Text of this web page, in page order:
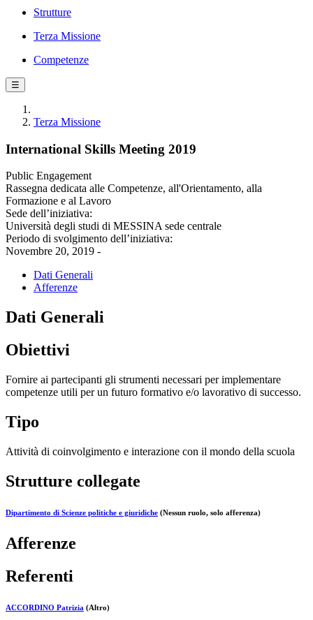
Strutture
Terza Missione
Competenze
☰
Terza Missione
International Skills Meeting 2019
Public Engagement
Rassegna dedicata alle Competenze, all'Orientamento, alla
Formazione e al Lavoro
Sede dell’iniziativa:
Università degli studi di MESSINA sede centrale
Periodo di svolgimento dell’iniziativa:
Novembre 20, 2019 -
Dati Generali
Afferenze
Dati Generali
Obiettivi
Fornire ai partecipanti gli strumenti necessari per implementare
competenze utili per un futuro formativo e/o lavorativo di successo.
Tipo
Attività di coinvolgimento e interazione con il mondo della scuola
Strutture collegate
Dipartimento di Scienze politiche e giuridiche (Nessun ruolo, solo afferenza)
Afferenze
Referenti
ACCORDINO Patrizia (Altro)